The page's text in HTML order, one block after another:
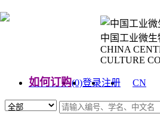
中国工业微
CHINA
CULTURE
如何订购(0)登录注册
CN